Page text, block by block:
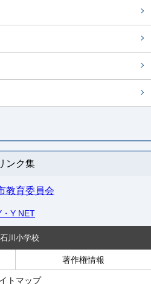
ンク集
教育委員会
・Y NET
川小学校
著作権情報
トマップ